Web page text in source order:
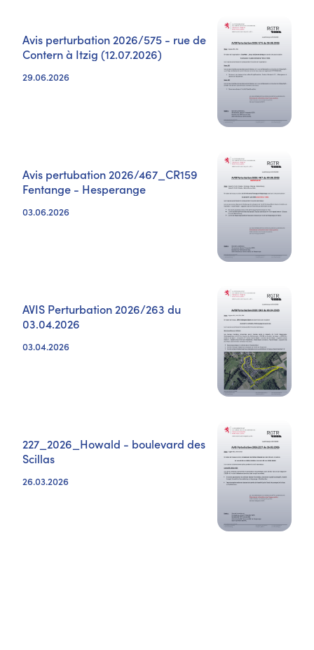
Avis perturbation 2026/575 - rue de
Contern à Itzig (12.07.2026)
29.06.2026
Avis pertubation 2026/467_CR159
Fentange - Hesperange
03.06.2026
AVIS Perturbation 2026/263 du
03.04.2026
03.04.2026
227_2026_Howald - boulevard des
Scillas
26.03.2026